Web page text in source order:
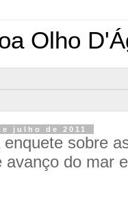
Olho
julho de 2011
enquete sobre
avanço do mar